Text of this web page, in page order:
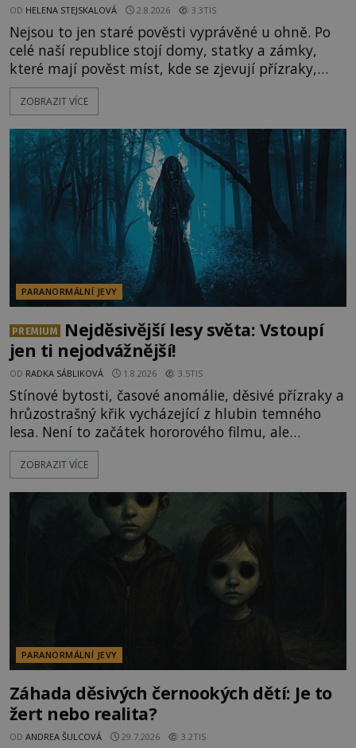
OD HELENA STEJSKALOVÁ 2.8.2026 3.3TIS
Nejsou to jen staré pověsti vyprávěné u ohně. Po
celé naší republice stojí domy, statky a zámky,
které mají pověst míst, kde se zjevují přízraky,
ozývají nevysvětlitelné zvuky nebo se dějí podivné
jevy. Zatímco historici většinou hledají racionální
lokality vykazují nápadně podobná svědectví po
celé generace. A právě tato opakující se svědectví
ZOBRAZIT VÍCE
PARANORMÁLNÍ JEVY
PREMIUM
Nejděsivější lesy světa: Vstoupí
jen ti nejodvážnější!
OD RADKA SÁBLIKOVÁ 1.8.2026 3.5TIS
Stínové bytosti, časové anomálie, děsivé přízraky a
hrůzostrašný křik vycházející z hlubin temného
lesa. Není to začátek hororového filmu, ale
události, které popisují návštěvníci lesů, které jsou
označovány jako nejděsivější na světě. Lidé bydlící
vyhýbají! Už jste o těchto lesích slyšeli? A odvážili
byste se je navštívit? [gallery ids="17
ZOBRAZIT VÍCE
PARANORMÁLNÍ JEVY
Záhada děsivých černookých dětí: Je to
žert nebo realita?
OD ANDREA ŠULCOVÁ 29.7.2026 3.2TIS